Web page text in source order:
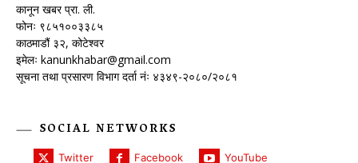
कानून खबर प्रा. ली.
फोनः ९८५१००३३८५
काठमाडौं ३२, कोटेश्वर
इमेलः kanunkhabar@gmail.com
सूचना तथा प्रसारण विभाग दर्ता नंः ४३४९-२०८०/२०८१
SOCIAL NETWORKS
Twitter Facebook
YouTube